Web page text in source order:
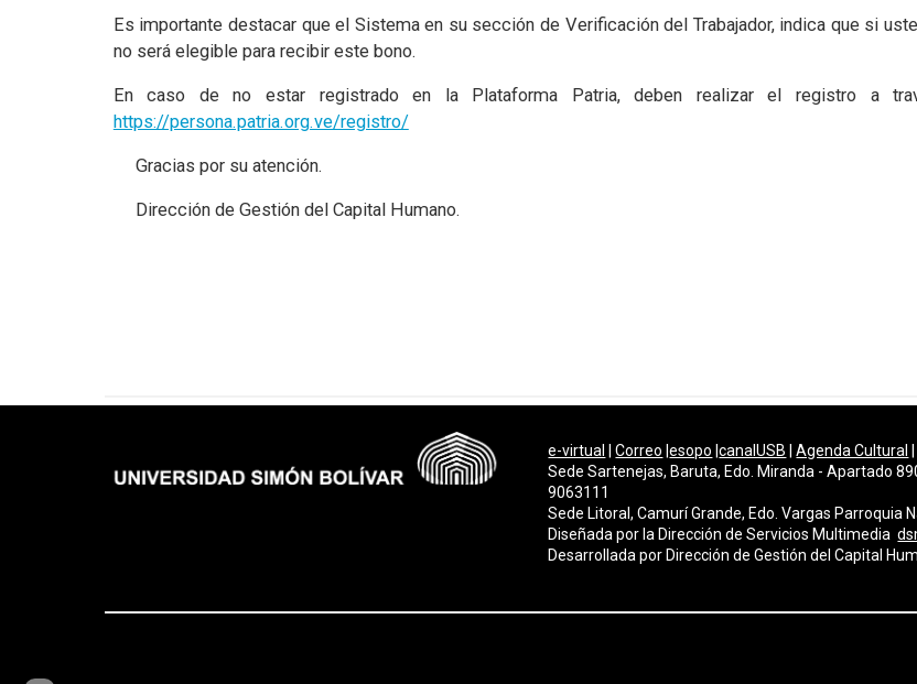
Es importante destacar que el Sistema en su sección de Verificación del Trabajador, indica que si
no será elegible para recibir este bono.
En caso de no estar registrado en la Plataforma Patria, deben realizar el registro a
https://persona.patria.org.ve/registro/
Gracias por su atención.
Dirección de Gestión del Capital Humano.
e-virtual |Correo |esopo |canalUSB |Agenda Cultural
Sede Sartenejas, Baruta, Edo. Miranda - Apartado
9063111
Sede Litoral, Camurí Grande, Edo. Vargas Parroquia
Diseñada por la Dirección de Servicios Multimedia
Desarrollada por Dirección de Gestión del Capital